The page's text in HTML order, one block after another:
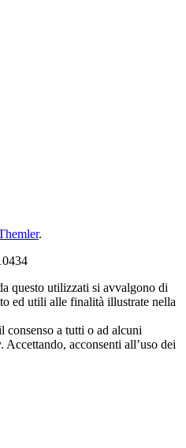
.
questo utilizzati si avvalgono di
ed utili alle finalità illustrate nella
consenso a tutti o ad alcuni
acconsenti all’uso dei